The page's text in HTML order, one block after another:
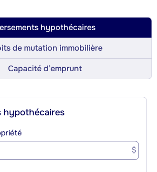
hypothécaires
de mutation immobilière
Capacité d’emprunt
hypothécaires
$